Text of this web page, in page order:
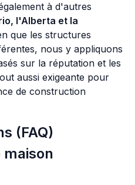
à d'autres
l'Alberta et la
que les structures
nous y appliquons
sur la réputation et les
aussi exigeante pour
de construction
(FAQ)